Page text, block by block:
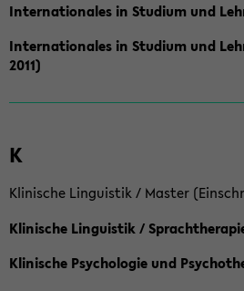
Internationales in Studium und
Internationales in Studium und
2011)
K
Klinische Linguistik / Master
Klinische Linguistik /
Klinische Psychologie und